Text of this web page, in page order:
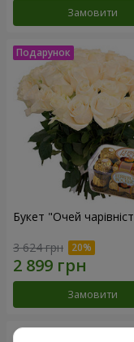
Замовити
Букет "Очей
3 624 грн
Замовити